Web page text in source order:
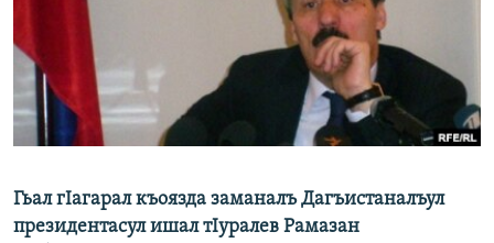
РАСПИСАНИЕ ВЕЩАНИЯ
ПОДПИШИТЕСЬ НА РАССЫЛКУ
СОЦИАЛЬНЫЕ СЕТИ
Гьал гIагарал къоязда заманалъ Дагъистаналъул
президентасул ишал тIуралев Рамазан